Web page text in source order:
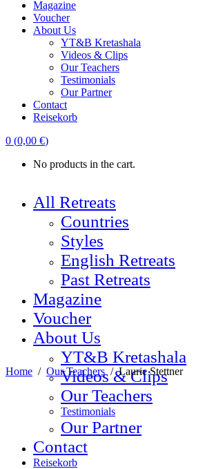
Magazine
Voucher
About Us
YT&B Kretashala
Videos & Clips
Our Teachers
Testimonials
Our Partner
Contact
Reisekorb
0 (0,00 €)
No products in the cart.
All Retreats
Countries
Styles
English Retreats
Past Retreats
Magazine
Voucher
About Us
YT&B Kretashala
Videos & Clips
Our Teachers
Testimonials
Our Partner
Contact
Reisekorb
Home / Our Teachers /Laurie Stettner